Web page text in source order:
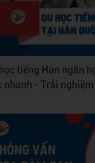
tiếng Hàn ngắn
nhanh - Trải